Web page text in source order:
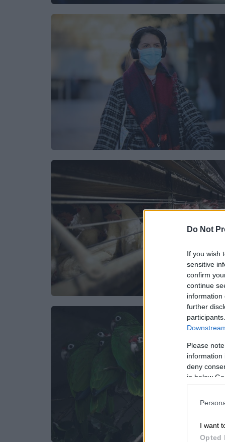
Do Not
If you wish
sensitive
confirm
continue
information
further
Please
information
deny
in below
I want
Opted